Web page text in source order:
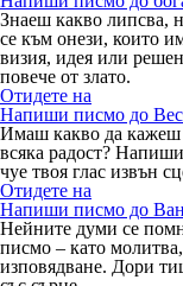
Знаеш какво липсва,
се към онези, които
визия, идея или
повече от злато.
Отидете на
Напиши писмо до
Имаш какво да кажеш
всяка радост?
чуе твоя глас извън
Отидете на
Напиши писмо до
Нейните думи се
писмо – като
изповядване. Дори